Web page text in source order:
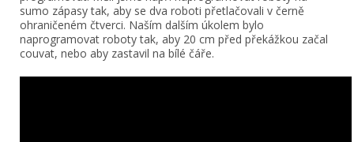
sumo zápasy tak, aby se dva roboti přetlačovali v černě
ohraničeném čtverci. Naším dalším úkolem bylo
naprogramovat roboty tak, aby 20 cm před překážkou začal
couvat, nebo aby zastavil na bílé čáře.